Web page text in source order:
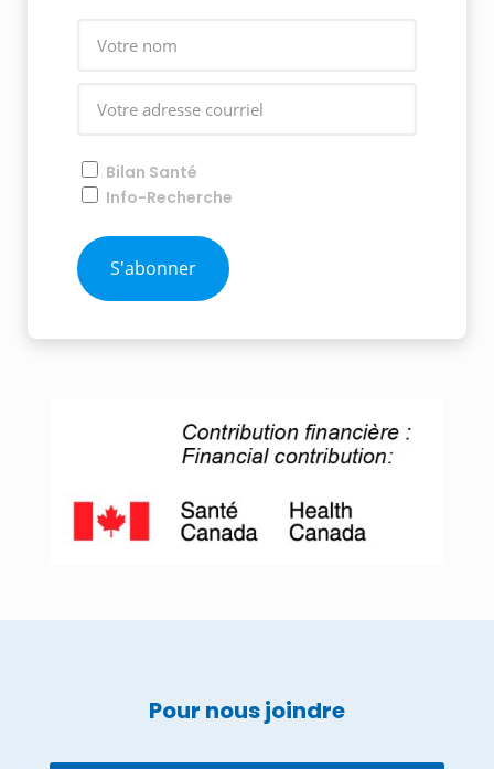
Bilan Santé
Info-Recherche
Pour nous joindre